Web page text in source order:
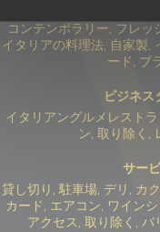
コンテンポラリー, フレッ
イタリアの料理法, 自家製,
ード, ブ
ビジネス
イタリアングルメレスト
ン, 取り除く,
サー
貸し切り, 駐車場, デリ, カ
カード, エアコン, ワイン
アクセス, 取り除く,